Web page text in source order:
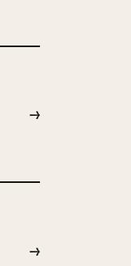
→
→